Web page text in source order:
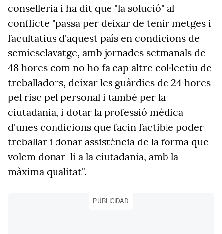
conselleria i ha dit que "la solució" al
conflicte "passa per deixar de tenir metges i
facultatius d'aquest país en condicions de
semiesclavatge, amb jornades setmanals de
48 hores com no ho fa cap altre col·lectiu de
treballadors, deixar les guàrdies de 24 hores
pel risc pel personal i també per la
ciutadania, i dotar la professió mèdica
d'unes condicions que facin factible poder
treballar i donar assistència de la forma que
volem donar-li a la ciutadania, amb la
màxima qualitat".
PUBLICIDAD